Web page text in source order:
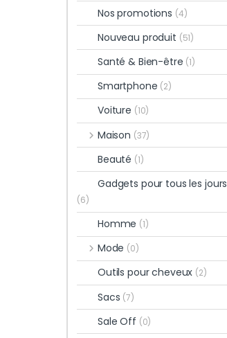
Nos promotions (4)
Nouveau produit (51)
Santé & Bien-être (1)
Smartphone (2)
Voiture (10)
Maison (37)
Beauté (1)
Gadgets pour tous les jours
(6)
Homme (1)
Mode (0)
Outils pour cheveux (2)
Sacs (7)
Sale Off (0)